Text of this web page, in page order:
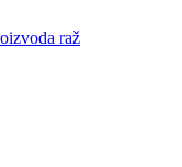
raž